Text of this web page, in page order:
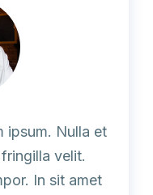
ipsum. Nulla et
velit.
In sit amet